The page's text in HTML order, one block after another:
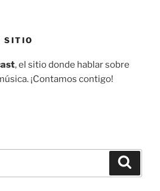
SITIO
, el sitio donde hablar sobre
¡Contamos contigo!